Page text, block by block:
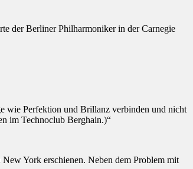
der Berliner Philharmoniker in der Carnegie
wie Perfektion und Brillanz verbinden und nicht
im Technoclub Berghain.)“
York erschienen. Neben dem Problem mit